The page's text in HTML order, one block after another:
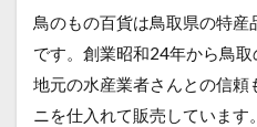
鳥のもの百貨は鳥取県の特
です。創業昭和24年から鳥取
地元の水産業者さんとの信頼
ニを仕入れて販売しています